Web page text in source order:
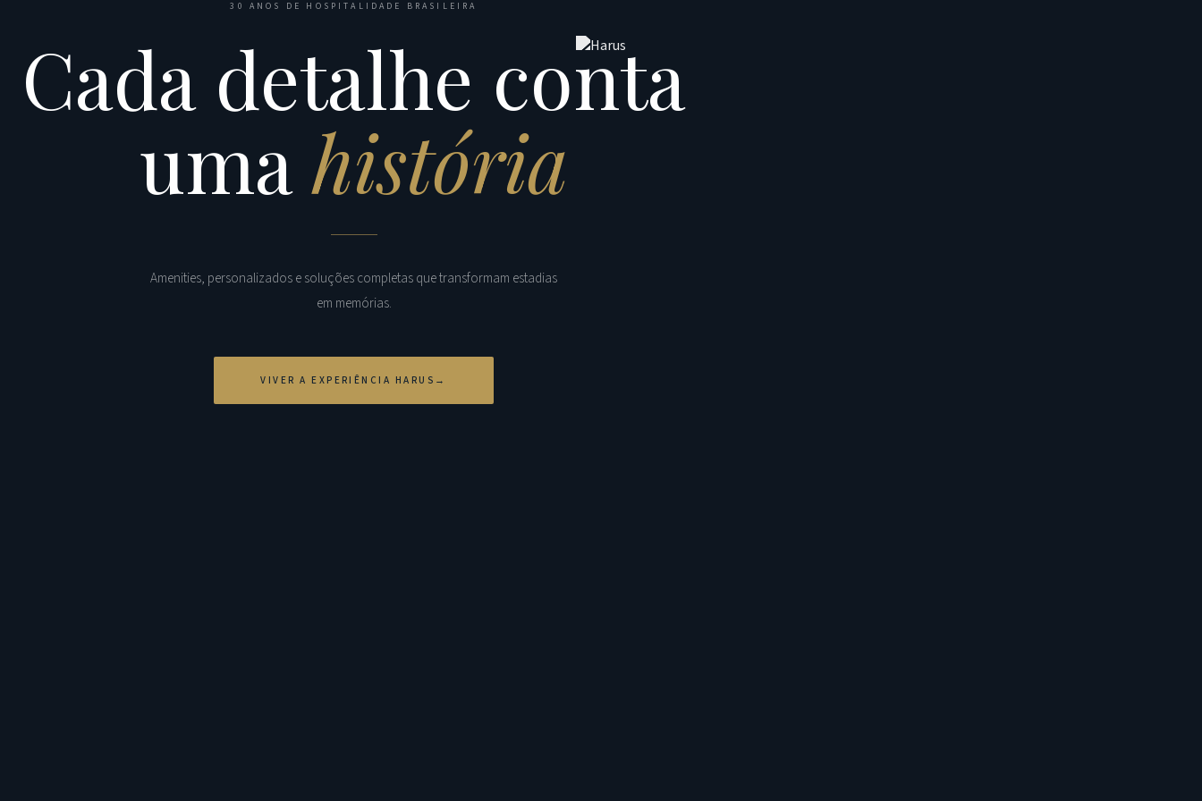
30 ANOS DE HOSPITALIDADE BRASILEIRA
Cada detalhe conta
umahistória
Amenities, personalizados e soluções completas que transformam estadias
em memórias.
VIVER A EXPERIÊNCIA HARUS